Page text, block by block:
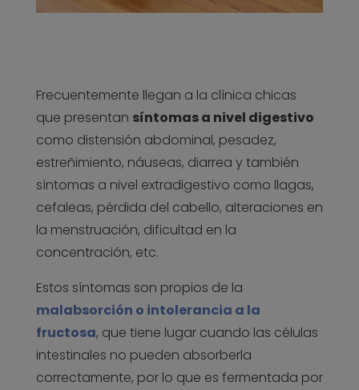
Frecuentemente llegan a la clínica chicas
que presentan síntomas a nivel digestivo
como distensión abdominal, pesadez,
estreñimiento, náuseas, diarrea y también
síntomas a nivel extradigestivo como llagas,
cefaleas, pérdida del cabello, alteraciones en
la menstruación, dificultad en la
concentración, etc.
Estos síntomas son propios de la
malabsorción o intolerancia a la
fructosa, que tiene lugar cuando las células
intestinales no pueden absorberla
correctamente, por lo que es fermentada por